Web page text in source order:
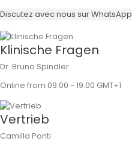
Discutez avec nous sur WhatsApp
Klinische Fragen
Dr. Bruno Spindler
Online from 09:00 - 19:00 GMT+1
Vertrieb
Camilla Ponti